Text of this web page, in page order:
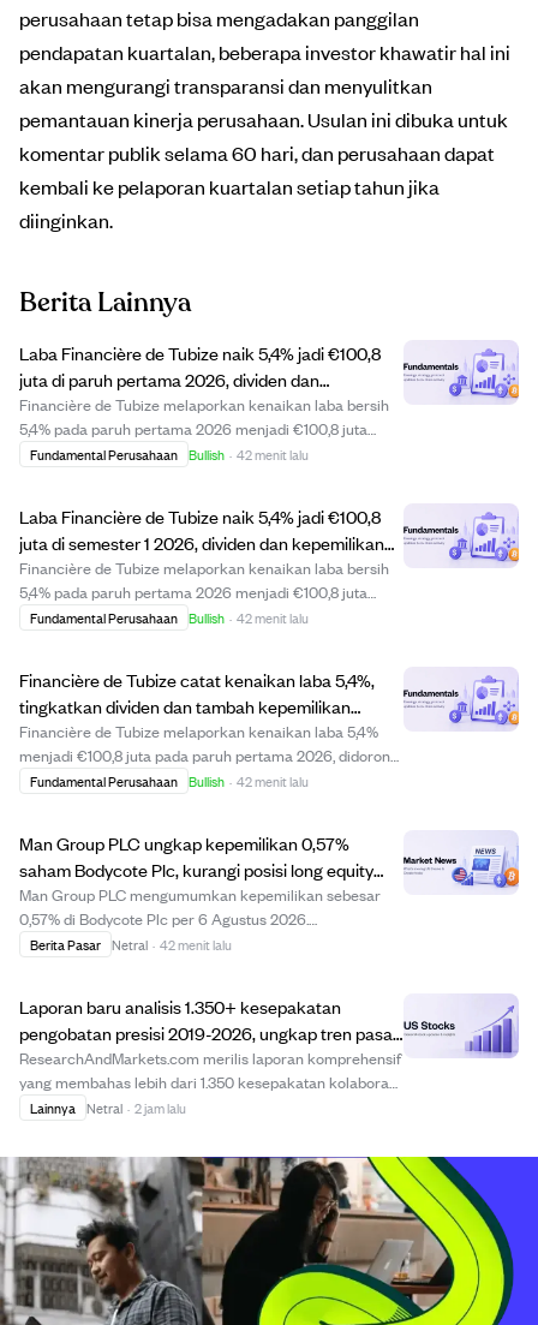
perusahaan tetap bisa mengadakan panggilan
pendapatan kuartalan, beberapa investor khawatir hal ini
akan mengurangi transparansi dan menyulitkan
pemantauan kinerja perusahaan. Usulan ini dibuka untuk
komentar publik selama 60 hari, dan perusahaan dapat
kembali ke pelaporan kuartalan setiap tahun jika
diinginkan.
Berita Lainnya
Laba Financière de Tubize naik 5,4% jadi €100,8
juta di paruh pertama 2026, dividen dan
kepemilikan UCB naik tipis.
Financière de Tubize melaporkan kenaikan laba bersih
5,4% pada paruh pertama 2026 menjadi €100,8 juta
dibandingkan €95,6 juta pada 2025. Perusahaan
Fundamental Perusahaan Bullish · 42 menit lalu
Laba Financière de Tubize naik 5,4% jadi €100,8
juta di semester 1 2026, dividen dan kepemilikan
UCB naik.
Financière de Tubize melaporkan kenaikan laba bersih
5,4% pada paruh pertama 2026 menjadi €100,8 juta
dibandingkan €95,6 juta tahun 2025. Perusahaan
Fundamental Perusahaan Bullish · 42 menit lalu
Financière de Tubize catat kenaikan laba 5,4%,
tingkatkan dividen dan tambah kepemilikan
saham UCB di paruh pertama 2026
Financière de Tubize melaporkan kenaikan laba 5,4%
menjadi €100,8 juta pada paruh pertama 2026, didorong
oleh dividen €102,3 juta dari UCB yang naik 4,3%
Fundamental Perusahaan Bullish · 42 menit lalu
Man Group PLC ungkap kepemilikan 0,57%
saham Bodycote Plc, kurangi posisi long equity
swap.
Man Group PLC mengumumkan kepemilikan sebesar
0,57% di Bodycote Plc per 6 Agustus 2026.
Pengungkapan ini menunjukkan Man Group mengurangi
dari kep...
Berita Pasar Netral · 42 menit lalu
Laporan baru analisis 1.350+ kesepakatan
pengobatan presisi 2019-2026, ungkap tren pasar
dan struktur kesepakatan.
ResearchAndMarkets.com merilis laporan komprehensif
yang membahas lebih dari 1.350 kesepakatan kolaborasi
dan lisensi pengobatan presisi dari 2019 hingga 2026.
struktur kesepakatan, ketentuan keuangan, ...
Lainnya Netral · 2 jam lalu